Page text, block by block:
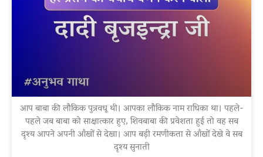
आप बाबा की लौकिक पुत्रवधू थी। आपका लौकिक नाम राधिका था। पहले-
पहले जब बाबा को साक्षात्कार हुए, शिवबाबा की प्रवेशता हुई तो वह सब
दृश्य आपने अपनी आँखों से देखा। आप बड़ी रमणीकता से आँखों देखे वे सब
दृश्य सुनाती